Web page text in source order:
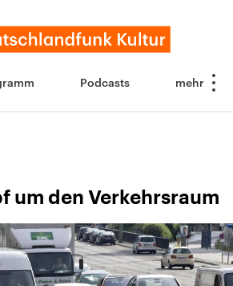
Podcasts
um den Verkehrsraum